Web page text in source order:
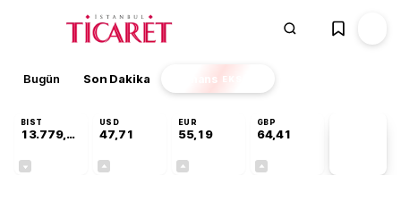
Bugün Son Dakika Finans EKSTRA
BIST
13.779,39
USD
47,71
EUR
55,19
GBP
64,41